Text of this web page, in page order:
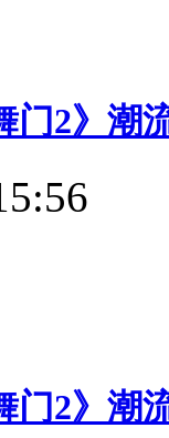
门2》潮
门2》潮